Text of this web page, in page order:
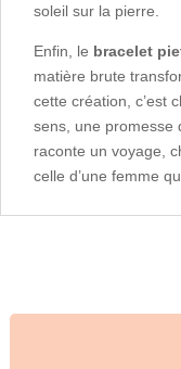
soleil sur la pierre.
Enfin, le bracelet
matière brute
cette création, c’est
sens, une promesse
raconte un voyage,
celle d’une femme